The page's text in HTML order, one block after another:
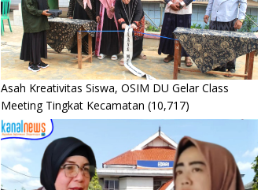
Asah Kreativitas Siswa, OSIM DU Gelar Class
Meeting Tingkat Kecamatan (10,717)